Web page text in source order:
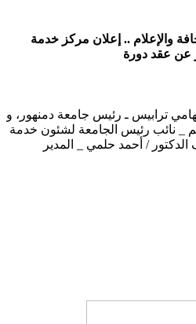
والإعلام .. إعلان مركز خدمة
عن عقد دورة
تحت رعاية الأستاذ الدكتور / إلهامي ترابيس ـ رئيس جامعة دمنهور، و
_ نائب رئيس الجامعة لشئون خدمة
الدكتور / أحمد حلمي _ المدير